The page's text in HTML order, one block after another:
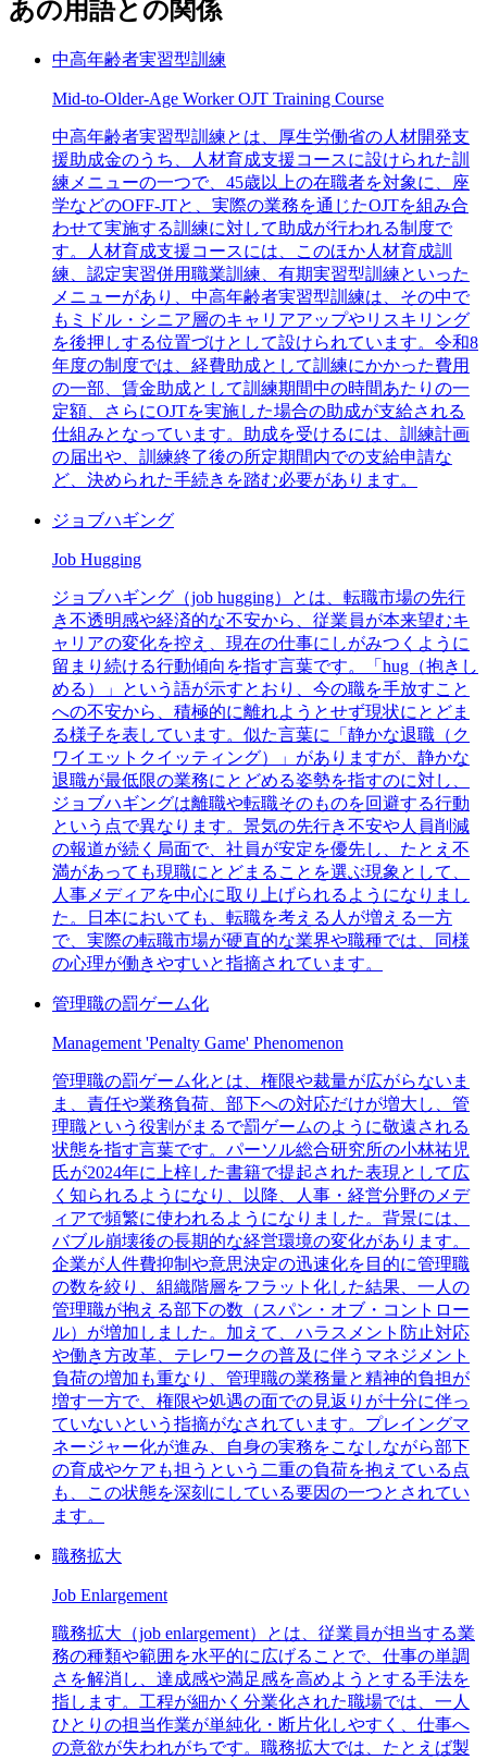
あの用語との関係
中高年齢者実習型訓練
Mid-to-Older-Age Worker OJT Training Course
中高年齢者実習型訓練とは、厚生労働省の人材開発支
援助成金のうち、人材育成支援コースに設けられた訓
練メニューの一つで、45歳以上の在職者を対象に、座
学などのOFF-JTと、実際の業務を通じたOJTを組み合
わせて実施する訓練に対して助成が行われる制度で
す。人材育成支援コースには、このほか人材育成訓
練、認定実習併用職業訓練、有期実習型訓練といった
メニューがあり、中高年齢者実習型訓練は、その中で
もミドル・シニア層のキャリアアップやリスキリング
を後押しする位置づけとして設けられています。令和8
年度の制度では、経費助成として訓練にかかった費用
の一部、賃金助成として訓練期間中の時間あたりの一
定額、さらにOJTを実施した場合の助成が支給される
仕組みとなっています。助成を受けるには、訓練計画
の届出や、訓練終了後の所定期間内での支給申請な
ど、決められた手続きを踏む必要があります。
ジョブハギング
Job Hugging
ジョブハギング（job hugging）とは、転職市場の先行
き不透明感や経済的な不安から、従業員が本来望むキ
ャリアの変化を控え、現在の仕事にしがみつくように
留まり続ける行動傾向を指す言葉です。「hug（抱きし
める）」という語が示すとおり、今の職を手放すこと
への不安から、積極的に離れようとせず現状にとどま
る様子を表しています。似た言葉に「静かな退職（ク
ワイエットクイッティング）」がありますが、静かな
退職が最低限の業務にとどめる姿勢を指すのに対し、
ジョブハギングは離職や転職そのものを回避する行動
という点で異なります。景気の先行き不安や人員削減
の報道が続く局面で、社員が安定を優先し、たとえ不
満があっても現職にとどまることを選ぶ現象として、
人事メディアを中心に取り上げられるようになりまし
た。日本においても、転職を考える人が増える一方
で、実際の転職市場が硬直的な業界や職種では、同様
の心理が働きやすいと指摘されています。
管理職の罰ゲーム化
Management 'Penalty Game' Phenomenon
管理職の罰ゲーム化とは、権限や裁量が広がらないま
ま、責任や業務負荷、部下への対応だけが増大し、管
理職という役割がまるで罰ゲームのように敬遠される
状態を指す言葉です。パーソル総合研究所の小林祐児
氏が2024年に上梓した書籍で提起された表現として広
く知られるようになり、以降、人事・経営分野のメデ
ィアで頻繁に使われるようになりました。背景には、
バブル崩壊後の長期的な経営環境の変化があります。
企業が人件費抑制や意思決定の迅速化を目的に管理職
の数を絞り、組織階層をフラット化した結果、一人の
管理職が抱える部下の数（スパン・オブ・コントロー
ル）が増加しました。加えて、ハラスメント防止対応
や働き方改革、テレワークの普及に伴うマネジメント
負荷の増加も重なり、管理職の業務量と精神的負担が
増す一方で、権限や処遇の面での見返りが十分に伴っ
ていないという指摘がなされています。プレイングマ
ネージャー化が進み、自身の実務をこなしながら部下
の育成やケアも担うという二重の負荷を抱えている点
も、この状態を深刻にしている要因の一つとされてい
ます。
職務拡大
Job Enlargement
職務拡大（job enlargement）とは、従業員が担当する業
務の種類や範囲を水平的に広げることで、仕事の単調
さを解消し、達成感や満足感を高めようとする手法を
指します。工程が細かく分業化された職場では、一人
ひとりの担当作業が単純化・断片化しやすく、仕事へ
の意欲が失われがちです。職務拡大では、たとえば製